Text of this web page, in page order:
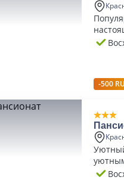
-500